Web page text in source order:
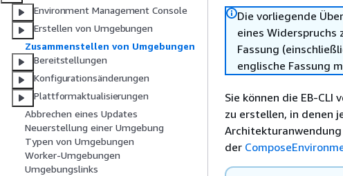
Environment Management Console
Erstellen von Umgebungen
Zusammenstellen von Umgebungen
Bereitstellungen
Konfigurationsänderungen
Plattformaktualisierungen
Abbrechen eines Updates
Neuerstellung einer Umgebung
Typen von Umgebungen
Worker-Umgebungen
Umgebungslinks
Die vorliegende
eines Widerspruchs
Fassung
englische Fassung
Sie können die EB-CLI
zu erstellen, in denen
der